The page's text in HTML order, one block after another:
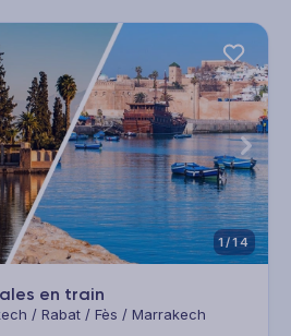
1/14
en train
/ Rabat / Fès / Marrakech